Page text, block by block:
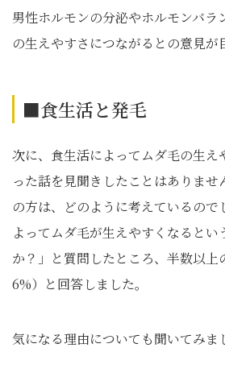
男性ホルモンの分泌やホルモンバラ
の生えやすさにつながるとの意見が
■食生活と発毛
次に、食生活によってムダ毛の生え
った話を見聞きしたことはありま
の方は、どのように考えているので
よってムダ毛が生えやすくなるとい
か？」と質問したところ、半数以上
6%）と回答しました。
気になる理由についても聞いてみま